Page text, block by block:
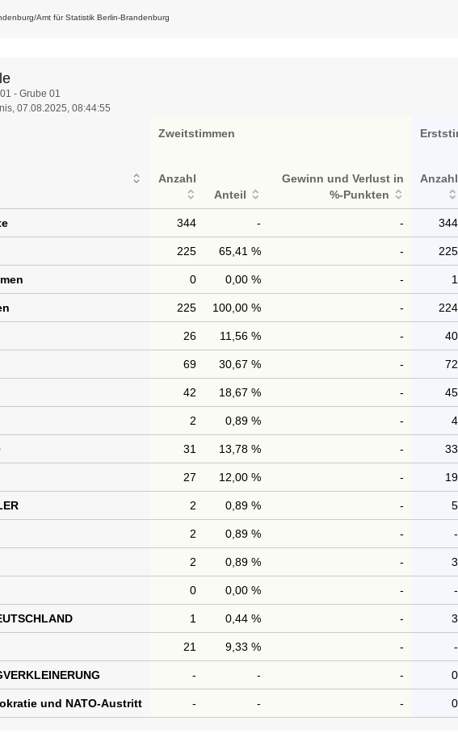
Amt für Statistik Berlin-Brandenburg
- Grube 01
07.08.2025, 08:44:55
Zweitstimmen
Anzahl
Anteil
Gewinn und Verlust in
%-Punkten
Anzahl
344 - - 344
225 65,41 % - 225
0 0,00 % - 1
225 100,00 % - 224
26 11,56 % - 40
69 30,67 % - 72
42 18,67 % - 45
2 0,89 % - 4
31 13,78 % - 33
27 12,00 % - 19
2 0,89 % - 5
2 0,89 % - -
2 0,89 % - 3
0 0,00 % - -
1 0,44 % - 3
21 9,33 % - -
- - - 0
und NATO-Austritt - - - 0